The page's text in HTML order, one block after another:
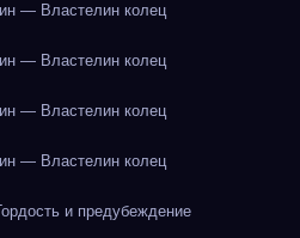
— Властелин колец
— Властелин колец
— Властелин колец
— Властелин колец
и предубеждение